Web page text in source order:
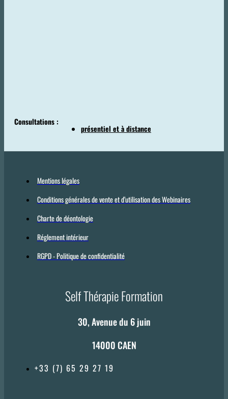
Consultations :
présentiel et à distance
Mentions légales
Conditions générales de vente et d’utilisation des Webinaires
Charte de déontologie
Réglement intérieur
RGPD - Politique de confidentialité
Self Thérapie Formation
30, Avenue du 6 juin
14000 CAEN
+33 (7) 65 29 27 19